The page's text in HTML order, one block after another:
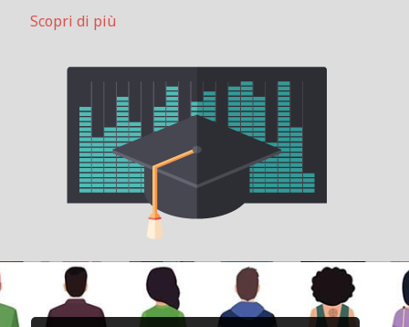
Scopri di più